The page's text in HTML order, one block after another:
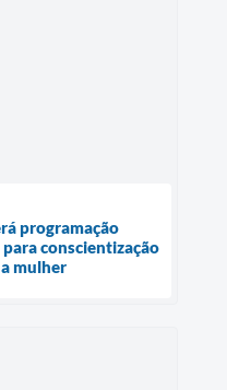
programação
conscientização
mulher